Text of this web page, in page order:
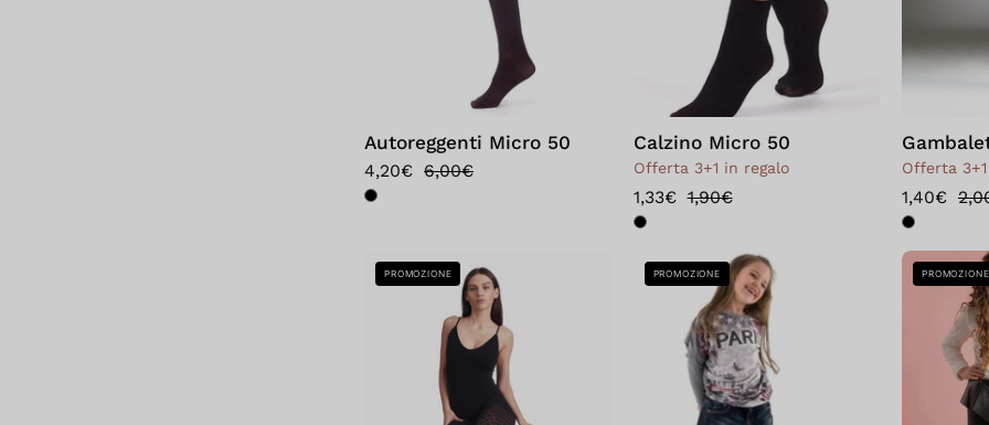
Autoreggenti Micro 50
4,20€ 6,00€
Calzino Micro 50
Offerta 3+1 in regalo
1,33€ 1,90€
Offerta
1,40€
Bellissima:
Collant
Artemide
Nero
PROMOZIONE
Bellissima:
Micro
50
Girl
Panna
PROMOZIONE PROMOZIONE